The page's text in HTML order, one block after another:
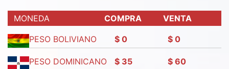
MONEDA COMPRA VENTA
PESO BOLIVIANO $ 0 $ 0
PESO DOMINICANO $ 35 $ 60